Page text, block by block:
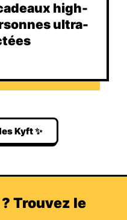
high-
ultra-
Kyft ✨
Trouvez le